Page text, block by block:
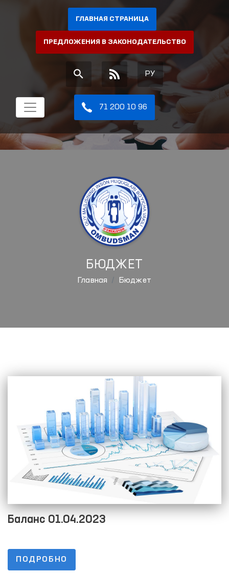
ГЛАВНАЯ СТРАНИЦА
ПРЕДЛОЖЕНИЯ В ЗАКОНОДАТЕЛЬСТВО
РУ
71 200 10 96
БЮДЖЕТ
Главная Бюджет
Баланс 01.04.2023
ПОДРОБНО